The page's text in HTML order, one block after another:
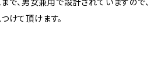
で、男女兼用で設計されていますので、
けて頂けます。